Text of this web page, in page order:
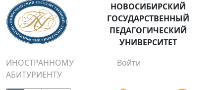
НОВОСИБИРСКИЙ
ГОСУДАРСТВЕННЫЙ
ПЕДАГОГИЧЕСКИЙ
УНИВЕРСИТЕТ
ИНОСТРАННОМУ
АБИТУРИЕНТУ
Войти